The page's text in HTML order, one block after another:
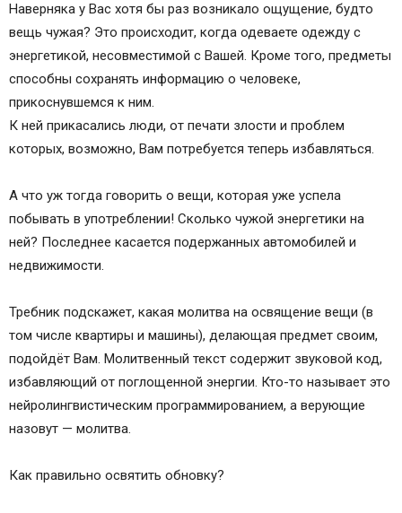
Молитва на освящение всякой вещи,
Православие больше всех остальных
деноминаций придает значение материальной
составляющей жизни. Среди традиционных
молитвенных чинопоследований, принятых в
ней, есть церемонии освящения практически
всего, что окружает человека – от ювелирных
кораблей. …
Чистка вещей от энергетического негатива.
Как очистить вещь от негативной энергии.
Типичные ошибки при выполнении этого обряда
Православные иконы и молитвы
Информационный сайт про иконы, молитвы,
православные традиции.
Молитва на освящение всякой вещи
Молитва мирянина на освящение всякой вещи
всякой вещи мирянином
Наверняка у Вас хотя бы раз возникало ощущение, будто
вещь чужая? Это происходит, когда одеваете одежду с
энергетикой, несовместимой с Вашей. Кроме того, предметы
способны сохранять информацию о человеке,
прикоснувшемся к ним.
К ней прикасались люди, от печати злости и проблем
которых, возможно, Вам потребуется теперь избавляться.
А что уж тогда говорить о вещи, которая уже успела
побывать в употреблении! Сколько чужой энергетики на
ней? Последнее касается подержанных автомобилей и
недвижимости.
Требник подскажет, какая молитва на освящение вещи (в
том числе квартиры и машины), делающая предмет своим,
подойдёт Вам. Молитвенный текст содержит звуковой код,
избавляющий от поглощенной энергии. Кто-то называет это
нейролингвистическим программированием, а верующие
назовут — молитва.
Как правильно освятить обновку?